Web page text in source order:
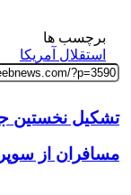
برچسب ها
استقلال آمریکا
تشکیل نخستین
مسافران از